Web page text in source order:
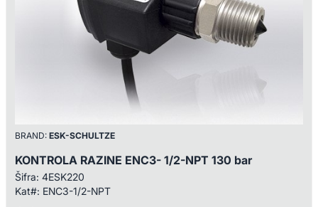
BRAND: ESK-SCHULTZE
KONTROLA RAZINE ENC3- 1/2-NPT 130 bar
Šifra: 4ESK220
Kat#: ENC3-1/2-NPT